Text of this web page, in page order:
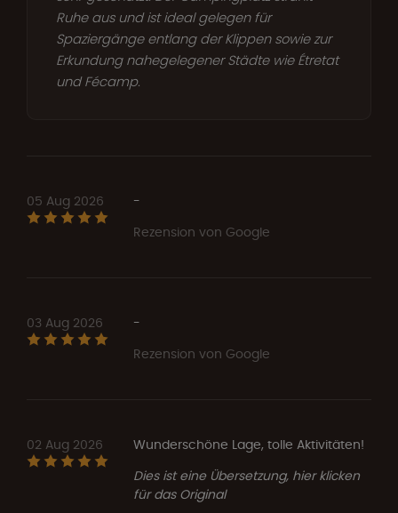
Ruhe aus und ist ideal gelegen für
Spaziergänge entlang der Klippen sowie zur
Erkundung nahegelegener Städte wie Étretat
und Fécamp.
05 Aug 2026
-
Rezension von Google
03 Aug 2026
-
Rezension von Google
02 Aug 2026
Wunderschöne Lage, tolle Aktivitäten!
Dies ist eine Übersetzung, hier klicken
für das Original